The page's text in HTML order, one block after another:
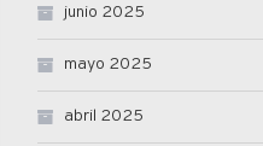
junio 2025
mayo 2025
abril 2025